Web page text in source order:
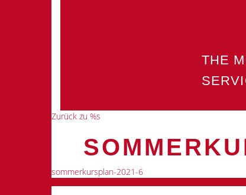
THE
Zurück zu %s
sommerkursplan-2021-6